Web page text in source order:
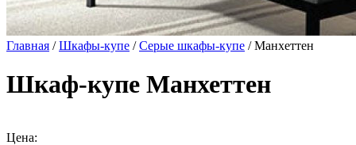
Главная /Шкафы-купе /Серые шкафы-купе / Манхеттен
Шкаф-купе Манхеттен
Цена: